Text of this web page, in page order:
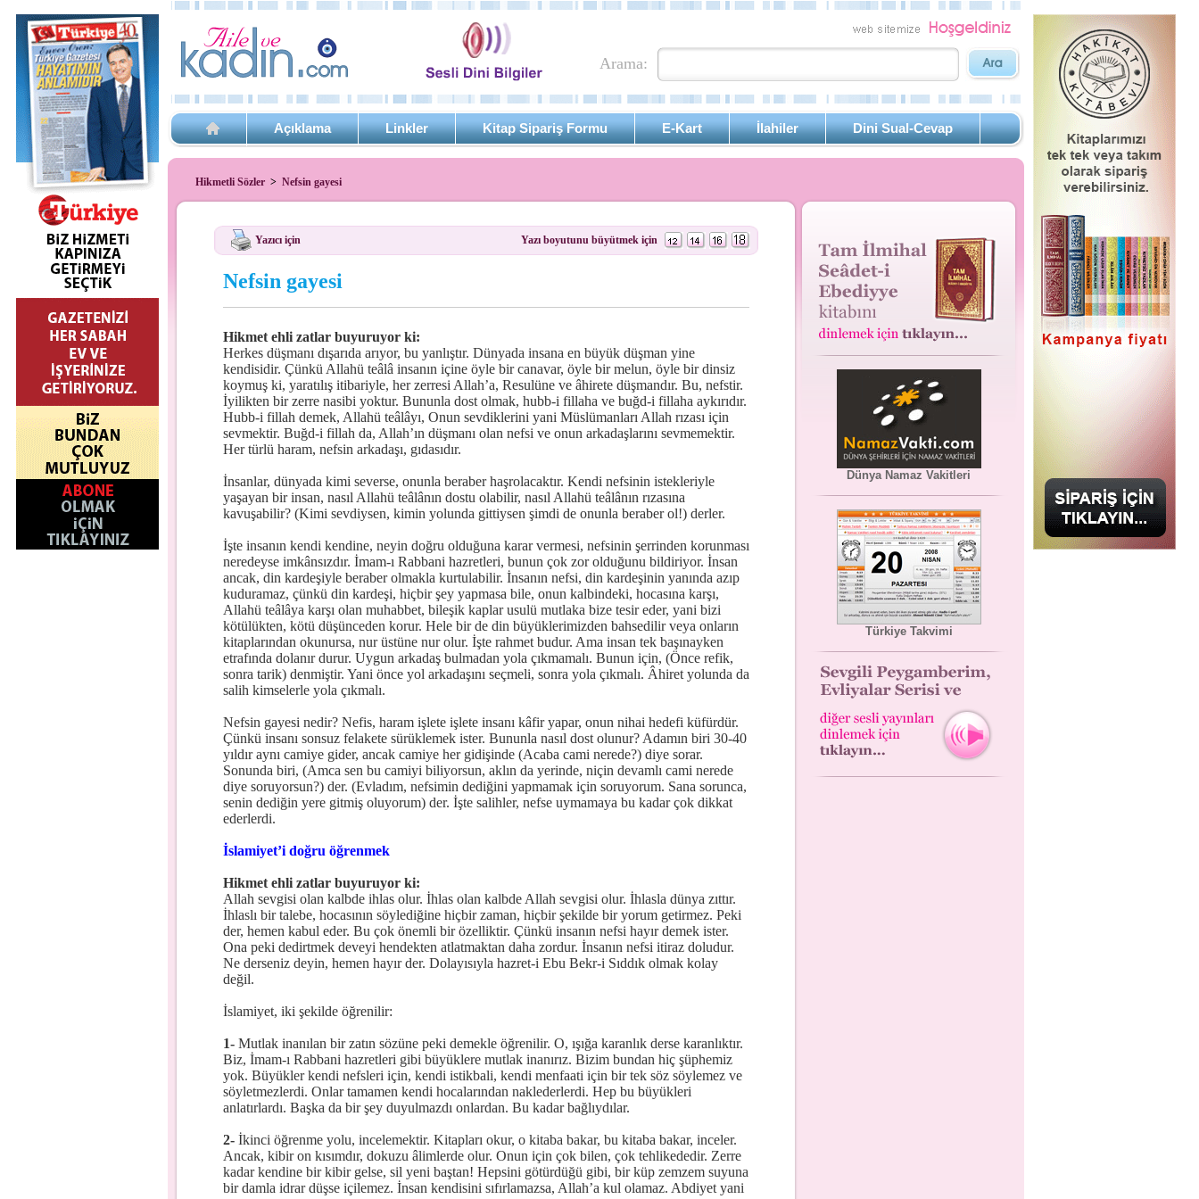
Arama:
Açıklama Linkler Kitap Sipariş Formu E-Kart İlahiler Dini Sual-Cevap
Hikmetli Sözler > Nefsin gayesi
Yazıcı için Yazı boyutunu büyütmek için
Nefsin gayesi
Hikmet ehli zatlar buyuruyor ki:
Herkes düşmanı dışarıda arıyor, bu yanlıştır. Dünyada insana en büyük düşman yine
kendisidir. Çünkü Allahü teâlâ insanın içine öyle bir canavar, öyle bir melun, öyle bir dinsiz
koymuş ki, yaratılış itibariyle, her zerresi Allah’a, Resulüne ve âhirete düşmandır. Bu, nefstir.
İyilikten bir zerre nasibi yoktur. Bununla dost olmak, hubb-i fillaha ve buğd-i fillaha aykırıdır.
Hubb-i fillah demek, Allahü teâlâyı, Onun sevdiklerini yani Müslümanları Allah rızası için
sevmektir. Buğd-i fillah da, Allah’ın düşmanı olan nefsi ve onun arkadaşlarını sevmemektir.
Her türlü haram, nefsin arkadaşı, gıdasıdır.
İnsanlar, dünyada kimi severse, onunla beraber haşrolacaktır. Kendi nefsinin istekleriyle
yaşayan bir insan, nasıl Allahü teâlânın dostu olabilir, nasıl Allahü teâlânın rızasına
kavuşabilir? (Kimi sevdiysen, kimin yolunda gittiysen şimdi de onunla beraber ol!) derler.
İşte insanın kendi kendine, neyin doğru olduğuna karar vermesi, nefsinin şerrinden korunması
neredeyse imkânsızdır. İmam-ı Rabbani hazretleri, bunun çok zor olduğunu bildiriyor. İnsan
ancak, din kardeşiyle beraber olmakla kurtulabilir. İnsanın nefsi, din kardeşinin yanında azıp
kuduramaz, çünkü din kardeşi, hiçbir şey yapmasa bile, onun kalbindeki, hocasına karşı,
Allahü teâlâya karşı olan muhabbet, bileşik kaplar usulü mutlaka bize tesir eder, yani bizi
kötülükten, kötü düşünceden korur. Hele bir de din büyüklerimizden bahsedilir veya onların
kitaplarından okunursa, nur üstüne nur olur. İşte rahmet budur. Ama insan tek başınayken
etrafında dolanır durur. Uygun arkadaş bulmadan yola çıkmamalı. Bunun için, (Önce refik,
sonra tarik) denmiştir. Yani önce yol arkadaşını seçmeli, sonra yola çıkmalı. Âhiret yolunda da
salih kimselerle yola çıkmalı.
Nefsin gayesi nedir? Nefis, haram işlete işlete insanı kâfir yapar, onun nihai hedefi küfürdür.
Çünkü insanı sonsuz felakete sürüklemek ister. Bununla nasıl dost olunur? Adamın biri 30-40
yıldır aynı camiye gider, ancak camiye her gidişinde (Acaba cami nerede?) diye sorar.
Sonunda biri, (Amca sen bu camiyi biliyorsun, aklın da yerinde, niçin devamlı cami nerede
diye soruyorsun?) der. (Evladım, nefsimin dediğini yapmamak için soruyorum. Sana sorunca,
senin dediğin yere gitmiş oluyorum) der. İşte salihler, nefse uymamaya bu kadar çok dikkat
ederlerdi.
İslamiyet’i doğru öğrenmek
Hikmet ehli zatlar buyuruyor ki:
Allah sevgisi olan kalbde ihlas olur. İhlas olan kalbde Allah sevgisi olur. İhlasla dünya zıttır.
İhlaslı bir talebe, hocasının söylediğine hiçbir zaman, hiçbir şekilde bir yorum getirmez. Peki
der, hemen kabul eder. Bu çok önemli bir özelliktir. Çünkü insanın nefsi hayır demek ister.
Ona peki dedirtmek deveyi hendekten atlatmaktan daha zordur. İnsanın nefsi itiraz doludur.
Ne derseniz deyin, hemen hayır der. Dolayısıyla hazret-i Ebu Bekr-i Sıddık olmak kolay
değil.
İslamiyet, iki şekilde öğrenilir:
1-Mutlak inanılan bir zatın sözüne peki demekle öğrenilir. O, ışığa karanlık derse karanlıktır.
Biz, İmam-ı Rabbani hazretleri gibi büyüklere mutlak inanırız. Bizim bundan hiç şüphemiz
yok. Büyükler kendi nefsleri için, kendi istikbali, kendi menfaati için bir tek söz söylemez ve
söyletmezlerdi. Onlar tamamen kendi hocalarından naklederlerdi. Hep bu büyükleri
anlatırlardı. Başka da bir şey duyulmazdı onlardan. Bu kadar bağlıydılar.
2-İkinci öğrenme yolu, incelemektir. Kitapları okur, o kitaba bakar, bu kitaba bakar, inceler.
Ancak, kibir on kısımdır, dokuzu âlimlerde olur. Onun için çok bilen, çok tehlikededir. Zerre
kadar kendine bir kibir gelse, sil yeni baştan! Hepsini götürdüğü gibi, bir küp zemzem suyuna
bir damla idrar düşse içilemez. İnsan kendisini sıfırlamazsa, Allah’a kul olamaz. Abdiyet yani
Dünya Namaz Vakitleri
Türkiye Takvimi